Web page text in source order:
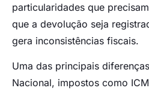
particularidades que
que a devolução seja
gera inconsistências fiscais.
Uma das principais
Nacional, impostos como